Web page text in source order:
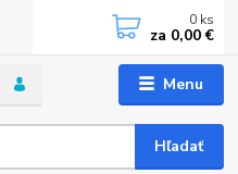
Menu
Hľadať
0 ks
za 0,00 €